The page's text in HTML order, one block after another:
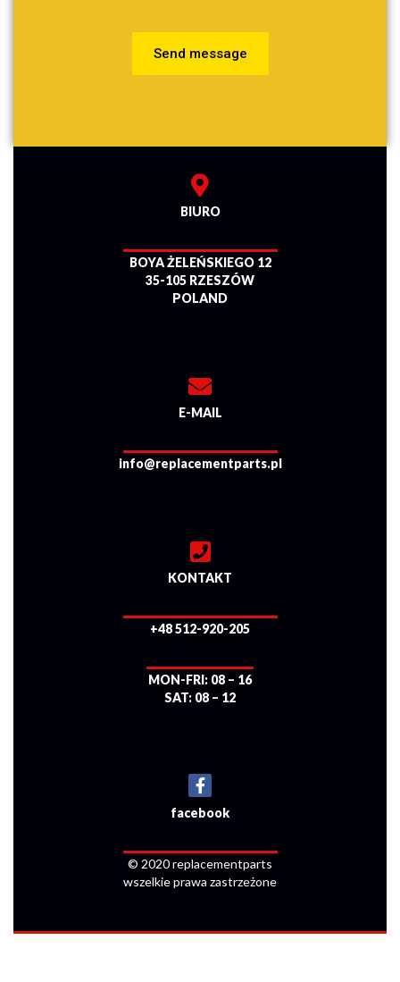
Send message
BIURO
BOYA ŻELEŃSKIEGO 12
35-105 RZESZÓW
POLAND
E-MAIL
info@replacementparts.pl
KONTAKT
+48 512-920-205
MON-FRI: 08 – 16
SAT: 08 – 12
facebook
© 2020 replacementparts
wszelkie prawa zastrzeżone